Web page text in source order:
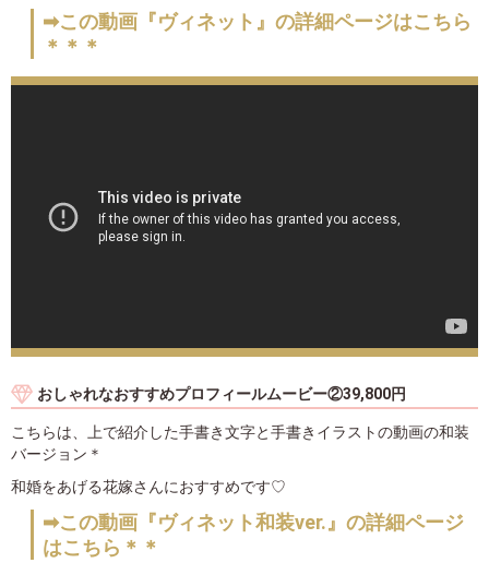
➡この動画『ヴィネット』の詳細ページはこちら
＊＊＊
おしゃれなおすすめプロフィールムービー②39,800円
こちらは、上で紹介した手書き文字と手書きイラストの動画の和装
バージョン＊
和婚をあげる花嫁さんにおすすめです♡
➡この動画『ヴィネット和装ver.』の詳細ページ
はこちら＊＊